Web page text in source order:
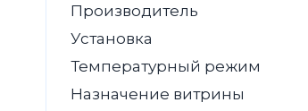
Производитель
Установка
Температурный режим
Назначение витрины